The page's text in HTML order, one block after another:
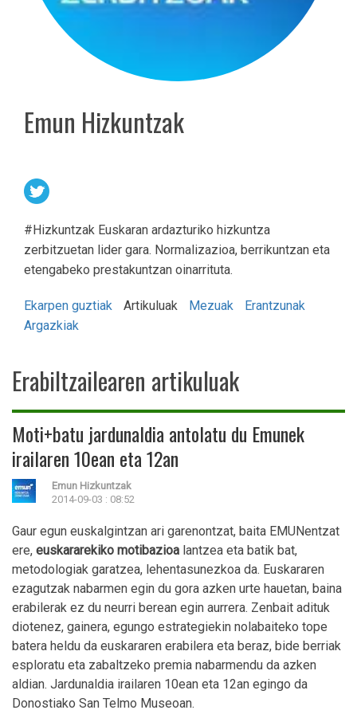
Emun Hizkuntzak
#Hizkuntzak Euskaran ardazturiko hizkuntza
zerbitzuetan lider gara. Normalizazioa, berrikuntzan eta
etengabeko prestakuntzan oinarrituta.
Ekarpen guztiak Artikuluak Mezuak
Erantzunak
Argazkiak
Erabiltzailearen artikuluak
Moti+batu jardunaldia antolatu du Emunek
irailaren 10ean eta 12an
Emun Hizkuntzak
2014-09-03 : 08:52
Gaur egun euskalgintzan ari garenontzat, baita EMUNentzat
ere, euskararekiko motibazioa lantzea eta batik bat,
metodologiak garatzea, lehentasunezkoa da. Euskararen
ezagutzak nabarmen egin du gora azken urte hauetan, baina
erabilerak ez du neurri berean egin aurrera. Zenbait adituk
diotenez, gainera, egungo estrategiekin nolabaiteko tope
batera heldu da euskararen erabilera eta beraz, bide berriak
esploratu eta zabaltzeko premia nabarmendu da azken
aldian. Jardunaldia irailaren 10ean eta 12an egingo da
Donostiako San Telmo Museoan.